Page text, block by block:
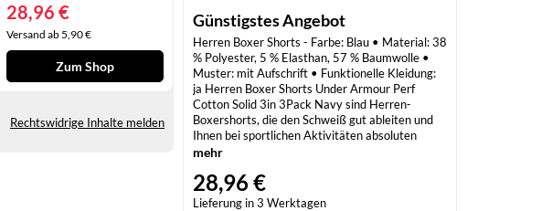
28,96 €
Versand ab 5,90 €
Zum Shop
Rechtswidrige Inhalte melden
Günstigstes Angebot
Herren Boxer Shorts - Farbe: Blau • Material: 38
% Polyester, 5 % Elasthan, 57 % Baumwolle •
Muster: mit Aufschrift • Funktionelle Kleidung:
ja Herren Boxer Shorts Under Armour Perf
Cotton Solid 3in 3Pack Navy sind Herren-
Boxershorts, die den Schweiß gut ableiten und
Ihnen bei sportlichen Aktivitäten absoluten
Komfort bieten. Material: 38 % Polyester, 5 %
mehr
28,96 €
Lieferung in 3 Werktagen